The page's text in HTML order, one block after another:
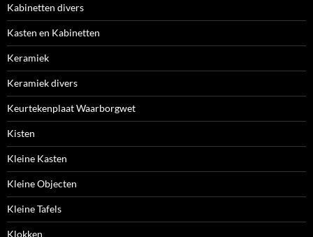
Kabinetten divers
Kasten en Kabinetten
Keramiek
Keramiek divers
Keurtekenplaat Waarborgwet
Kisten
Kleine Kasten
Kleine Objecten
Kleine Tafels
Klokken